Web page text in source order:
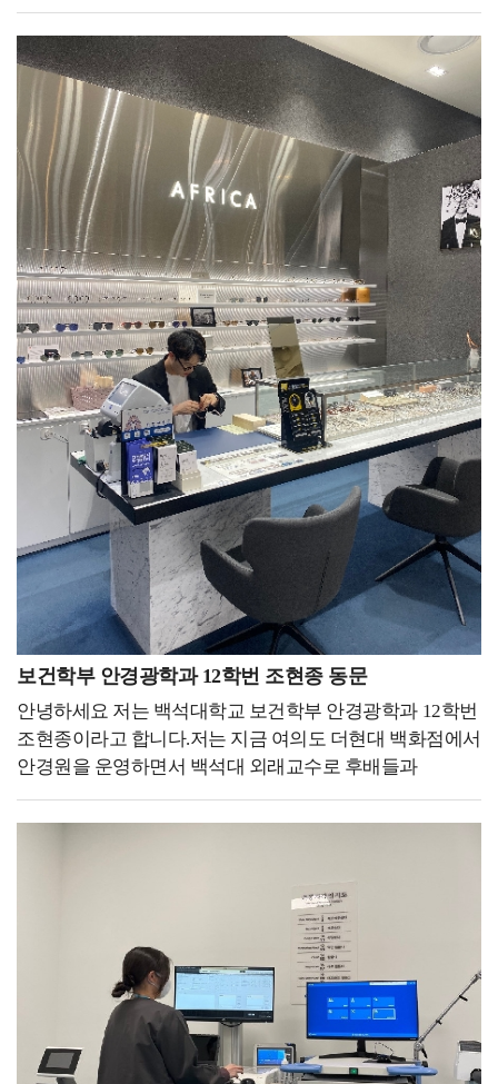
상황만이 나를 강하게 만들어 줍니다. 실패해도
괜찮습니다. 저는 대학 재학 중에 이루고자 했던 목표들을
모두 이뤘는데요. 그러면서 점점 실패에 대한 두려움이
상당히 커졌고, 실패 속에서 얻은 부정적 감정은
정체성에까지 영향을 줬습니다. 그런데 돌아보면 그
과정들이 오히려 더 좋은 결과들을 만들어 주었습니다.
잊고 있던 유학의 꿈을 되찾아 준 것처럼 실패는 더 좋은
결과를 만들어 주기 위해 방향을 바꿔주는 기차의
선로전환기와 같다는 것을 알게 됐습니다. 하고자 하는
일이라도 or 아니더라도 분명 배울 것이 있을 테니 무작정
시작하세요!혹시 대학원 진학을 하고자 하시는 분이
계시다면 자기소개서와 학업계획서를 작성하시기 전에 각
학교별로 수업 커리큘럼이나 교수님의 연구를 보면서 그에
맞게 자신만의 스토리를 만들어 작성하는 게 중요하다고
생각합니다. 그리고 학부 과정에서 많은 경험을 해보셔야
지원서 작성 시에 사용할 재료가 많아지기 때문에 도움이
안 될 것 같은 것들도 도전하시고, 성취하세요.
인스타그램을 보던 중 How big would you dream, if you
knew you couldn't fail 이라는 문장을 발견했었습니다.
여러분께서는 만약 실패하지 않을 걸 알았다면 얼마나 큰
꿈을 꿨을까요? 앞으로 여러분이 하시는 일들이 잘 될지 안
될지 아무도 모릅니다. 하지만 시작도 하지 않으신다면 될
일이 없겠죠. 모두가 안 될 거라는 꿈을 꾸시는 것도
say you cannot do.(Walter Bagehot) 라는 제 좌우명처럼
사람들이 안 될 거라고 하는 일을 해냈을 때 삶에서 가장 큰
기쁨을 얻을 수 있을 거니까요. 가능성이 0.1%라도 있다면
도전하세요. 어떠한 꿈을 꾸시던 항상 응원하겠습니다.
가장 첫 번째 발걸음은 자신의 체력 수준을 인지하는
것입니다. 그 체력수준을 체계적이고 구체적으로
인지시켜주고 함께할 수 있는 직업이라고 생각했기 때문에
체력측정사로 근무하게 되었습니다. 저는 군 전역 후
복학을 한 2020년도는 covid-19로 인해 모든 수업이 전면
비대면으로 진행이 되었고 국가적으로 행사들도 취소되는
상황이었습니다. 그 당시에 저는 전공과 제 자신에 대한
의심과 궁금증이 계속해서 커져만 갔습니다. 그 의심과
궁금증을 해소하기 위해 저는 제 전공의 중심으로 직접
파고들기로 마음먹었습니다. 다음 해에 전공 학생회장으로
활동하게 되었고 covid-19로 인해 취소되었던 전공 관련
행사들을 페이스북, 인스타그램, 유튜브 등 다양한 sns를
통해 진행하였습니다. 특히 제가 가장 궁금했고, 모든
학생들이 관심 있어 할 취업에 대한 콘텐츠를 많이
다뤘습니다. 졸업 후 취업한 선배들을 인터뷰했고, 스포츠
진학/진로 박람회, 전공진로설명회 등 다양한 행사들을
진행했습니다. 저는 본인이 얻고자 하고, 성장하고자 하면
그 분야의 중심에 있어야 한다고 생각했기 때문에 다음
해에는 스포츠과학부 학생회장으로 활동했습니다. 그동안
그 누구보다 전공과 학부에 대해 진심이었고 가까이에
있으면서 미래에 대한 확신과 방향성을 확인하고 배움에
대한 갈증이 생겨 한 단계 성장할 수 있었습니다. 당신은
겉보기에 노력하고 있을 뿐 이라는 책에 우회했다고
느껴진 그 길이 최단 직선거리는 아니었을지라도 가장
아름다운 곡선이다. 라는 구절이 제 심금을 울렸습니다.
저는 경험을 최우선으로 중요시합니다. 물론 책이나
간접적인 경험을 통해서 배울 수도 있지만 직접 경험하는
것과는 천지차이라고 생각합니다. 혹자는 저의 소중한
학생회장이라는 경험이 자격증 취득을 위한 시간보다 훨씬
신분으로만 할 수 있는 다양한 경험을 해보고 싶었기
때문입니다. 선후배가 아닌 목표를 향해 함께 나아가는
사회 초년생으로서, 동료로서 이야기하고 싶습니다.
학생회장, 대외활동, 학업, 자격증 공부를 병행하며 정말
힘들었던 시간도 많았습니다. 대학시절 도전의 개념과
따라오는 성취에 대한 보상을 처음 느꼈습니다. 시간이
지난 지금, 그때의 기억을 연료 삼아 포기하고 싶은
합격하여 교육을 받고 있습니다.저는 21살 때 여행자금을
모아 40일간의 유럽 배낭여행을 했던 경험이 있습니다.
혼자 여행을 하는 동안 생각하는 시간들이 많았는데, 진로
선택을 고민하던 도중 기내 안에서 전문적으로 서비스를
제공하며 책임감을 가지고 일하시는 객실 승무원의 모습이
너무나도 멋있어 보여 이 진로를 선택하게 되었습니다.
저는 대학교에 다니는 4년 동안 원하는 꿈을 이루기 위해
매 순간 최선을 다했습니다. 4.27의 학점으로 졸업했으며,
백석대학교 홍보대사를 1학년과 4학년 때 총 두 번 하면서
적극적으로 학교를 홍보하고 널리 알리기 위해
노력했습니다. 중학생을 대상으로 한 전공 체험 및 모교
방문, 수시 정시 면접 도우미, 입학식 및 졸업식 등 의전
활동들을 달마다 했지만, 그중에서도 입시박람회와 교내외
사진 촬영이 가장 인상 깊었습니다. 전국 대학들이 모이는
입시박람회에서 모교를 대표하여서 참여하는 만큼 더
성실하고 열심히 해야겠다는 사명감을 가질 수 있었고,
교내 사진 및 영상 촬영을 통해 모교 메인 홈페이지와
SNS에 실린 제 모습을 보며 항상 모교의 얼굴이라
생각하고 학교 구성원으로서의 책임감과 겸손함을 느낄 수
있었습니다. 그 결과 조직 내외에서 긍정적인 반응을 얻게
되었으며, 열심히 활동한 보람이 생겨 성취감까지 얻을 수
있었습니다. 홍보대사를 하는 동안 모교를 대중에게
소개하고 긍정적인 이미지를 확산시킬 수 있어 뿌듯한
경험을 할 수 있었습니다. 이러한 경험들이 쌓이고 쌓여서
나날이 성장하게 되었고, 저에겐 잊지 못할 추억으로 남을
수 있었습니다.저는 대학 생활을 하는 후배들에게 가장
중요하게 생각하고 강조하고 싶은 부분은 마음가짐과
태도입니다. 저는 전공 수업이든 교양 수업이든 강의를
도전하게 되었습니다. 그 결과 8개의 자격증 중 4개를 대학
생활을 하면서 취득하게 되었고, 이력서를 작성하는
과정에서도 많은 도움이 되었습니다.티웨이항공은 서류에
합격하고 난 이후에는 총 세 번의 면접을 진행하게 되는데,
그 기간 동안 본부동에 있는 강의실을 매일 빌리면서 면접
준비를 했습니다. 스터디를 통해 교수님께 피드백을
받으면서 부족한 부분들을 개선할 수 있었고, 많은 도움을
보건학부 안경광학과 12학번 조현종 동문
안녕하세요 저는 백석대학교 보건학부 안경광학과 12학번
조현종이라고 합니다.저는 지금 여의도 더현대 백화점에서
안경원을 운영하면서 백석대 외래교수로 후배들과
함께하고 있습니다.저는 안경사 면허를 취득한 후 바로
안경원에 취업하였습니다. 어느덧 시간이 흘러서 6년 차를
현대백화점에 아프리카안경원을 개업하여 운영할 수
있었습니다. 또 동시에 백석대학교 대학원 안경광학과에
진학하여 학업과 안경사 경험을 동시에 쌓을 수
있었습니다.​모교 대학원에 진학하여 학부 때부터 저를
지도해 주신 교수님들과 함께 학업을 계속하여 더
효과적으로 학업을 병행할 수 있었고, 무엇보다
근무하면서 생겼던 현장에서 궁금한 점들을 실제로 실험해